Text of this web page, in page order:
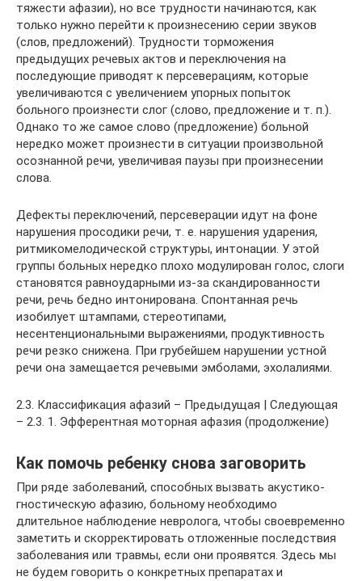
тяжести афазии), но все трудности начинаются, как
только нужно перейти к произнесению серии звуков
(слов, предложений). Трудности торможения
предыдущих речевых актов и переключения на
последующие приводят к персеверациям, которые
увеличиваются с увеличением упорных попыток
больного произнести слог (слово, предложение и т. п.).
Однако то же самое слово (предложение) больной
нередко может произнести в ситуации произвольной
осознанной речи, увеличивая паузы при произнесении
слова.
Дефекты переключений, персеверации идут на фоне
нарушения просодики речи, т. е. нарушения ударения,
ритмикомелодической структуры, интонации. У этой
группы больных нередко плохо модулирован голос, слоги
становятся равноударными из-за скандированности
речи, речь бедно интонирована. Спонтанная речь
изобилует штампами, стереотипами,
несентенциональными выражениями, продуктивность
речи резко снижена. При грубейшем нарушении устной
речи она замещается речевыми эмболами, эхолалиями.
2.3. Классификация афазий – Предыдущая | Следующая
– 2.3. 1. Эфферентная моторная афазия (продолжение)
Как помочь ребенку снова заговорить
При ряде заболеваний, способных вызвать акустико-
гностическую афазию, больному необходимо
длительное наблюдение невролога, чтобы своевременно
заметить и скорректировать отложенные последствия
заболевания или травмы, если они проявятся. Здесь мы
не будем говорить о конкретных препаратах и